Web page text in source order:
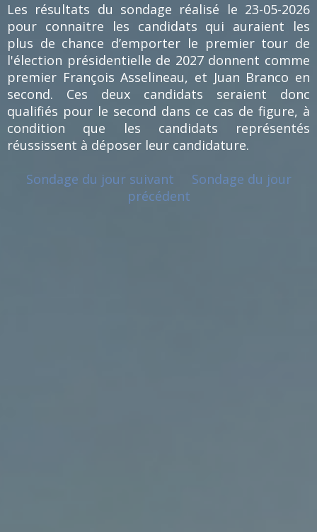
Les résultats du sondage réalisé le 23-05-2026
pour connaitre les candidats qui auraient les
plus de chance d’emporter le premier tour de
l'élection présidentielle de 2027 donnent comme
premier François Asselineau, et Juan Branco en
second. Ces deux candidats seraient donc
qualifiés pour le second dans ce cas de figure, à
condition que les candidats représentés
réussissent à déposer leur candidature.
Sondage du jour suivant
Sondage du jour
précédent